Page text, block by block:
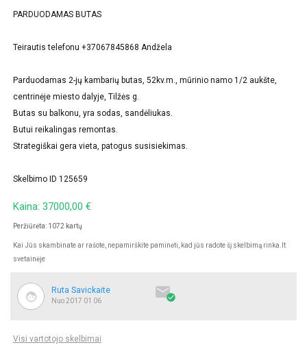
PARDUODAMAS BUTAS
Teirautis telefonu +37067845868 Andžela
Parduodamas 2-jų kambarių butas, 52kv.m., mūrinio namo 1/2 aukšte,
centrinėje miesto dalyje, Tilžės g.
Butas su balkonu, yra sodas, sandėliukas.
Butui reikalingas remontas.
Strategiškai gera vieta, patogus susisiekimas.
Skelbimo ID 125659
Kaina: 37000,00 €
Peržiūrėta: 1072 kartų
Kai Jūs skambinate ar rašote, nepamirškite paminėti, kad jūs radote šį skelbimą rinka.lt
svetainėje
Ruta Savickaite
Nuo 2017 01 06

Visi vartotojo skelbimai